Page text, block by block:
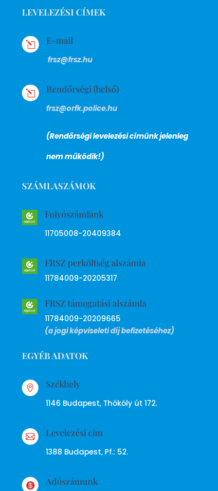
LEVELEZÉSI CÍMEK
l E-mail
frsz@frsz.hu
l Rendőrségi (belső)
frsz@orfk.police.hu
(Rendőrségi levelezési címünk jelenleg
nem működik!)
SZÁMLASZÁMOK
Folyószámlánk
11705008-20409384
FRSZ perköltség alszámla
11784009-20205317
FRSZ támogatási alszámla
11784009-20209665
(a jogi képviseleti díj befizetéséhez)
EGYÉB ADATOK
 Székhely
1146 Budapest, Thököly út 172.
 Levelezési cím
1388 Budapest, Pf.: 52.
 Adószámunk